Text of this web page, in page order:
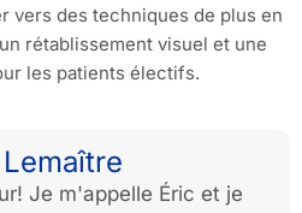
vers des techniques de plus en
rétablissement visuel et une
les patients électifs.
Je m'appelle Éric et je